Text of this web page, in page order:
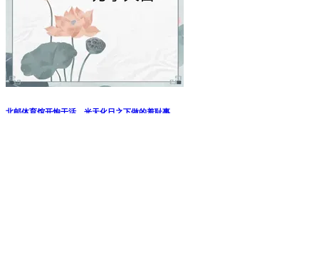
北邮体育馆开炮干活，光天化日之下做的羞耻事